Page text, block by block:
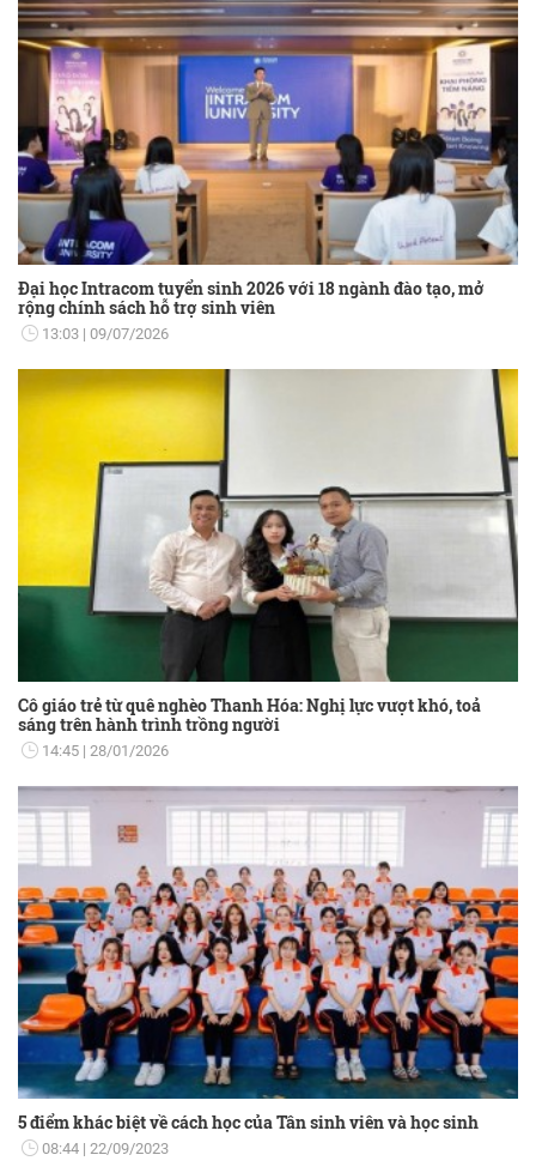
Đại học Intracom tuyển sinh 2026 với 18 ngành đào tạo, mở
rộng chính sách hỗ trợ sinh viên
13:03 09/07/2026
Cô giáo trẻ từ quê nghèo Thanh Hóa: Nghị lực vượt khó, toả
sáng trên hành trình trồng người
14:45 28/01/2026
5 điểm khác biệt về cách học của Tân sinh viên và học sinh
08:44 22/09/2023